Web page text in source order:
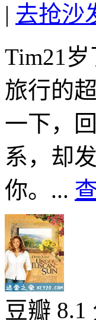
| 去抢沙
Tim21
旅行的
一下，
系，却
你。...
豆瓣 8.1